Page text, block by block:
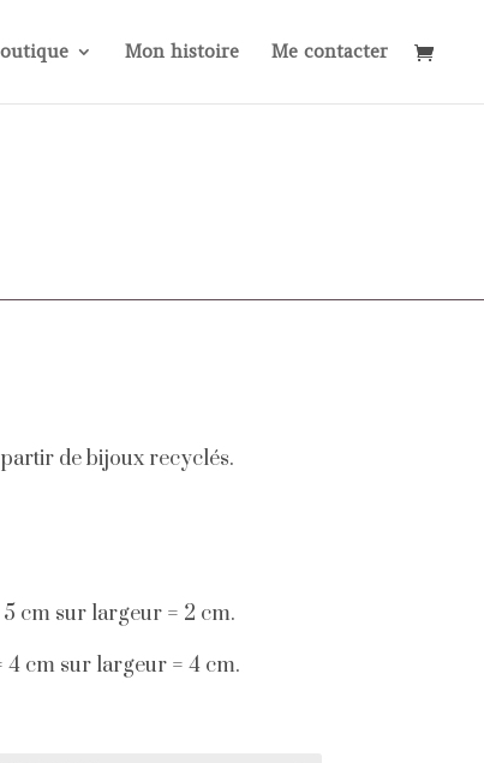
Mon histoire Me contacter
de bijoux recyclés.
5 cm sur largeur = 2 cm.
4 cm sur largeur = 4 cm.